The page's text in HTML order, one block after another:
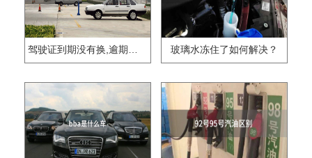
驾驶证到期没有换,逾期怎么办?? 玻璃水冻住了如何解决？